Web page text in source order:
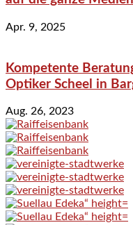
Apr. 9, 2025
Kompetente
Optiker Scheel in
Aug. 26, 2023